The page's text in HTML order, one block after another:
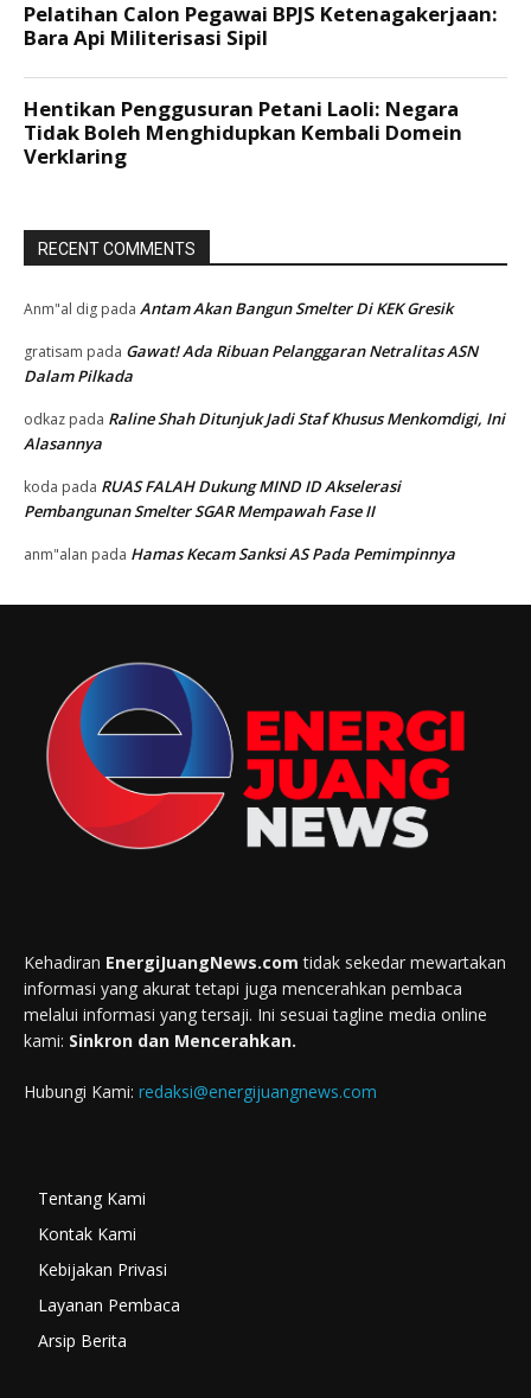
RECENT COMMENTS
Anm"al dig pada Antam Akan Bangun Smelter Di KEK Gresik
gratisam pada Gawat! Ada Ribuan Pelanggaran Netralitas ASN
Dalam Pilkada
odkaz pada Raline Shah Ditunjuk Jadi Staf Khusus Menkomdigi, Ini
Alasannya
koda pada RUAS FALAH Dukung MIND ID Akselerasi
Pembangunan Smelter SGAR Mempawah Fase II
anm"alan pada Hamas Kecam Sanksi AS Pada Pemimpinnya
Kehadiran EnergiJuangNews.com tidak sekedar mewartakan
informasi yang akurat tetapi juga mencerahkan pembaca
melalui informasi yang tersaji. Ini sesuai tagline media online
kami: Sinkron dan Mencerahkan.
Hubungi Kami: redaksi@energijuangnews.com
Tentang Kami
Kontak Kami
Kebijakan Privasi
Layanan Pembaca
Arsip Berita